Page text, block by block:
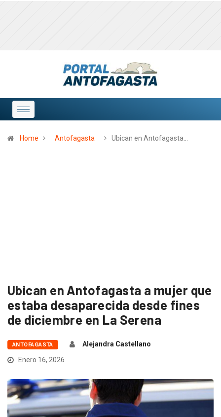
Home Antofagasta Ubican en Antofagasta…
Ubican en Antofagasta a mujer que
estaba desaparecida desde fines
de diciembre en La Serena
ANTOFAGASTA
Alejandra Castellano
Enero 16, 2026